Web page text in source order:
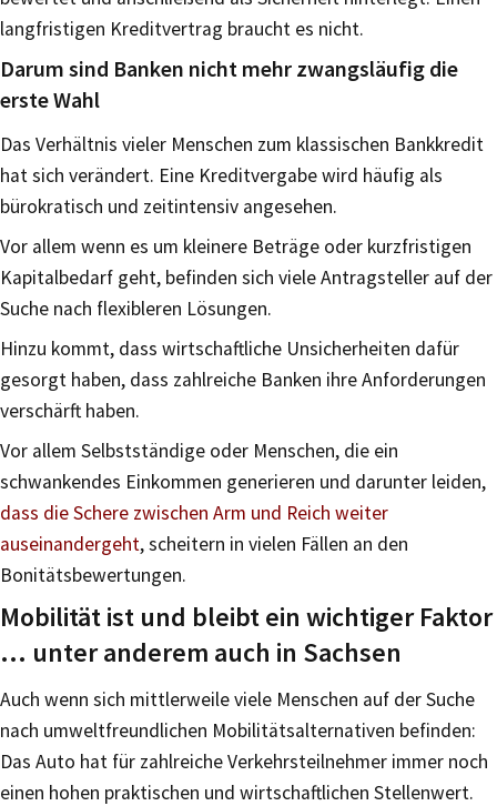
langfristigen Kreditvertrag braucht es nicht.
Darum sind Banken nicht mehr zwangsläufig die
erste Wahl
Das Verhältnis vieler Menschen zum klassischen Bankkredit
hat sich verändert. Eine Kreditvergabe wird häufig als
bürokratisch und zeitintensiv angesehen.
Vor allem wenn es um kleinere Beträge oder kurzfristigen
Kapitalbedarf geht, befinden sich viele Antragsteller auf der
Suche nach flexibleren Lösungen.
Hinzu kommt, dass wirtschaftliche Unsicherheiten dafür
gesorgt haben, dass zahlreiche Banken ihre Anforderungen
verschärft haben.
Vor allem Selbstständige oder Menschen, die ein
schwankendes Einkommen generieren und darunter leiden,
dass die Schere zwischen Arm und Reich weiter
auseinandergeht, scheitern in vielen Fällen an den
Bonitätsbewertungen.
Mobilität ist und bleibt ein wichtiger Faktor
… unter anderem auch in Sachsen
Auch wenn sich mittlerweile viele Menschen auf der Suche
nach umweltfreundlichen Mobilitätsalternativen befinden:
Das Auto hat für zahlreiche Verkehrsteilnehmer immer noch
einen hohen praktischen und wirtschaftlichen Stellenwert.